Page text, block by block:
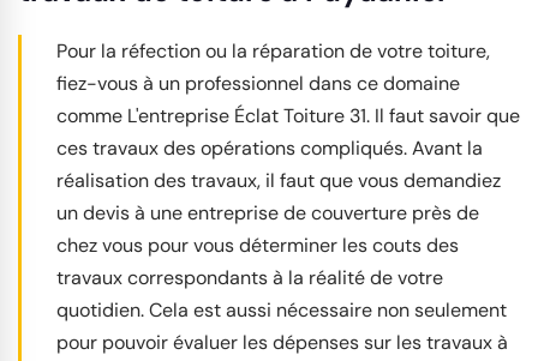
Pour la réfection ou la réparation de votre toiture,
fiez-vous à un professionnel dans ce domaine
comme L'entreprise Éclat Toiture 31. Il faut savoir que
ces travaux des opérations compliqués. Avant la
réalisation des travaux, il faut que vous demandiez
un devis à une entreprise de couverture près de
chez vous pour vous déterminer les couts des
travaux correspondants à la réalité de votre
quotidien. Cela est aussi nécessaire non seulement
pour pouvoir évaluer les dépenses sur les travaux à